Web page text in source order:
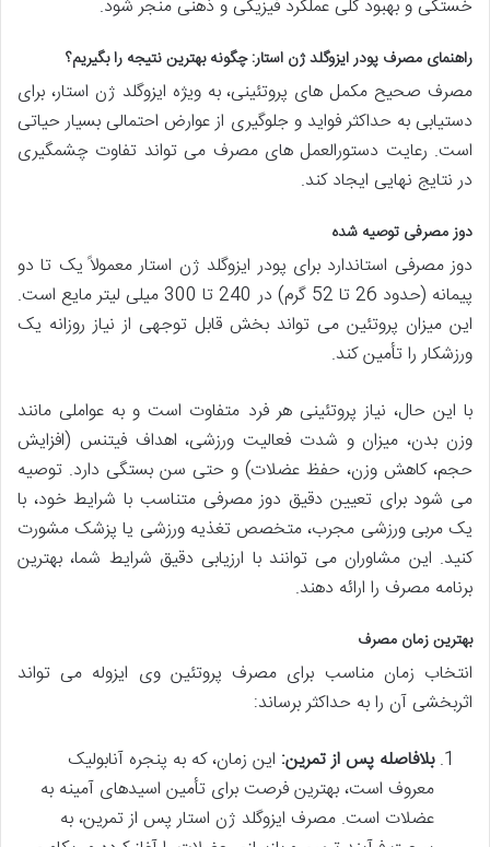
خستگی و بهبود کلی عملکرد فیزیکی و ذهنی منجر شود.
راهنمای مصرف پودر ایزوگلد ژن استار: چگونه بهترین نتیجه را بگیریم؟
مصرف صحیح مکمل های پروتئینی، به ویژه ایزوگلد ژن استار، برای
دستیابی به حداکثر فواید و جلوگیری از عوارض احتمالی بسیار حیاتی
است. رعایت دستورالعمل های مصرف می تواند تفاوت چشمگیری
در نتایج نهایی ایجاد کند.
دوز مصرفی توصیه شده
دوز مصرفی استاندارد برای پودر ایزوگلد ژن استار معمولاً یک تا دو
پیمانه (حدود 26 تا 52 گرم) در 240 تا 300 میلی لیتر مایع است.
این میزان پروتئین می تواند بخش قابل توجهی از نیاز روزانه یک
ورزشکار را تأمین کند.
با این حال، نیاز پروتئینی هر فرد متفاوت است و به عواملی مانند
وزن بدن، میزان و شدت فعالیت ورزشی، اهداف فیتنس (افزایش
حجم، کاهش وزن، حفظ عضلات) و حتی سن بستگی دارد. توصیه
می شود برای تعیین دقیق دوز مصرفی متناسب با شرایط خود، با
یک مربی ورزشی مجرب، متخصص تغذیه ورزشی یا پزشک مشورت
کنید. این مشاوران می توانند با ارزیابی دقیق شرایط شما، بهترین
برنامه مصرف را ارائه دهند.
بهترین زمان مصرف
انتخاب زمان مناسب برای مصرف پروتئین وی ایزوله می تواند
اثربخشی آن را به حداکثر برساند:
بلافاصله پس از تمرین: این زمان، که به پنجره آنابولیک
معروف است، بهترین فرصت برای تأمین اسیدهای آمینه به
عضلات است. مصرف ایزوگلد ژن استار پس از تمرین، به